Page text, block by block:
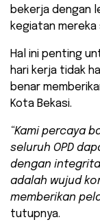
bekerja dengan
kegiatan
Hal ini penting
hari kerja tidak
benar
Kota Bekasi.
“Kami percaya
seluruh OPD
dengan
adalah wujud
memberikan
tutupnya.